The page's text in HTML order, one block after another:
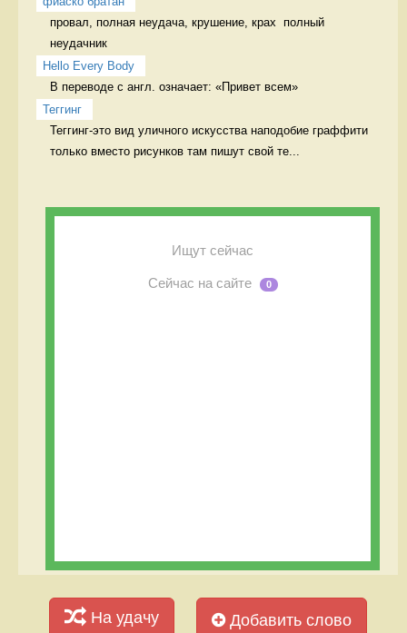
провал, полная неудача, крушение, крах  полный
неудачник
Hello Every Body
В переводе с англ. означает: «Привет всем»
Теггинг
Теггинг-это вид уличного искусства наподобие граффити
только вместо рисунков там пишут свой те...
Ищут сейчас
Сейчас на сайте 0
На удачу Добавить слово